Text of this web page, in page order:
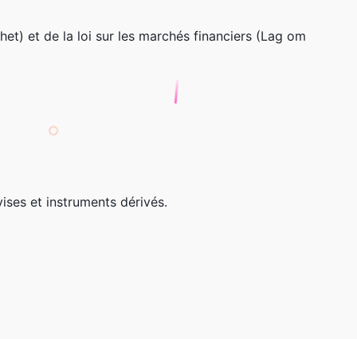
et de la loi sur les marchés financiers (Lag om
et instruments dérivés.